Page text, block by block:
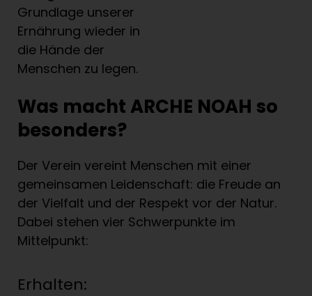
Grundlage unserer
Ernährung wieder in
die Hände der
Menschen zu legen.
Was macht ARCHE NOAH so
besonders?
Der Verein vereint Menschen mit einer
gemeinsamen Leidenschaft: die Freude an
der Vielfalt und der Respekt vor der Natur.
Dabei stehen vier Schwerpunkte im
Mittelpunkt:
Erhalten: